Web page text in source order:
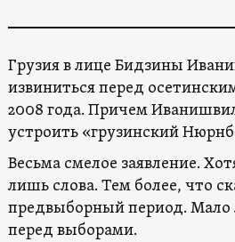
Грузия в лице Бидзины
извиниться перед
2008 года. Причем
устроить «грузинский
Весьма смелое заявление.
лишь слова. Тем более, что
предвыборный период. Мало
перед выборами.